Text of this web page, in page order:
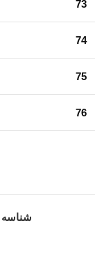
73
74
75
76